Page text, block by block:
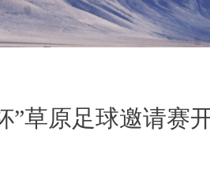
”草原足球邀请赛